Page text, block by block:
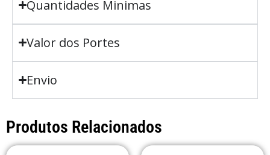
Quantidades Minimas
Valor dos Portes
Envio
Produtos Relacionados